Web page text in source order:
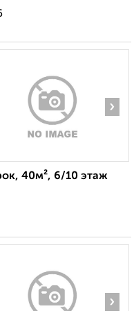
›
40м², 6/10 этаж
›